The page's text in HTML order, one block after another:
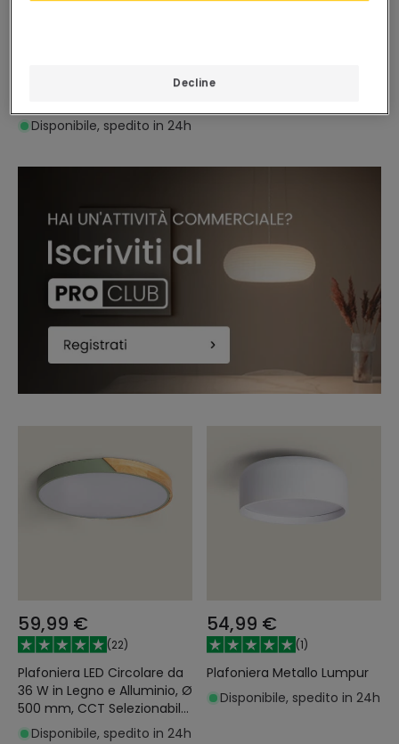
24 W in Legno e Alluminio,
Selezionabile, Semi-Dari
Disponibile, spedito in 24h
59,99 €
(22)
Plafoniera LED Circolare da
36 W in Legno e Alluminio, Ø
500 mm, CCT Selezionabile,
Semi-Dari
Disponibile, spedito in 24h
54,99 €
(1)
Plafoniera Metallo Lumpur
Disponibile, spedito in 24h
Decline